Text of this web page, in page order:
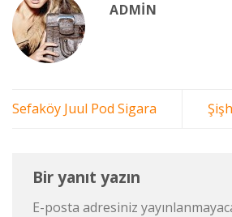
ADMIN
Sefaköy Juul Pod Sigara
Bir yanıt yazın
E-posta adresiniz